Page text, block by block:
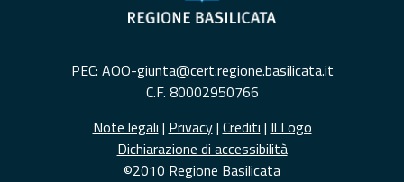
PEC: AOO-giunta@cert.regione.basilicata.it
C.F. 80002950766
Note legali | Privacy| Crediti | Il Logo
Dichiarazione di accessibilità
©2010 Regione Basilicata